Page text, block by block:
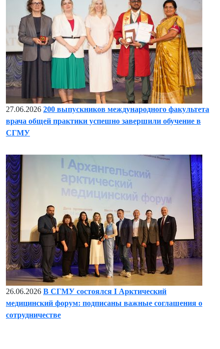
27.06.2026 200 выпускников международного факультета
врача общей практики успешно завершили обучение в
СГМУ
26.06.2026 В СГМУ состоялся I Арктический
медицинский форум: подписаны важные соглашения о
сотрудничестве